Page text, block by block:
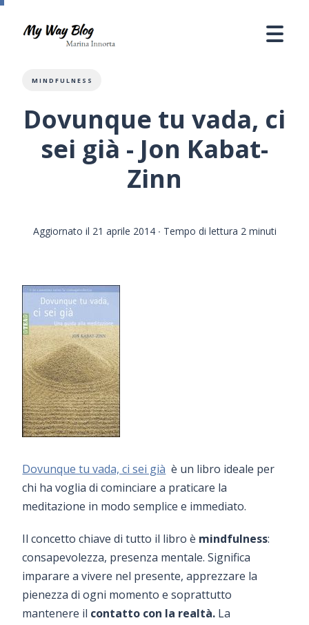
MINDFULNESS
Dovunque tu vada, ci
sei già - Jon Kabat-
Zinn
Aggiornato il 21 aprile 2014∙ Tempo di lettura 2 minuti
Dovunque tu vada, ci sei già è un libro ideale per
chi ha voglia di cominciare a praticare la
meditazione in modo semplice e immediato.
Il concetto chiave di tutto il libro è mindfulness:
consapevolezza, presenza mentale. Significa
imparare a vivere nel presente, apprezzare la
pienezza di ogni momento e soprattutto
mantenere il contatto con la realtà. La